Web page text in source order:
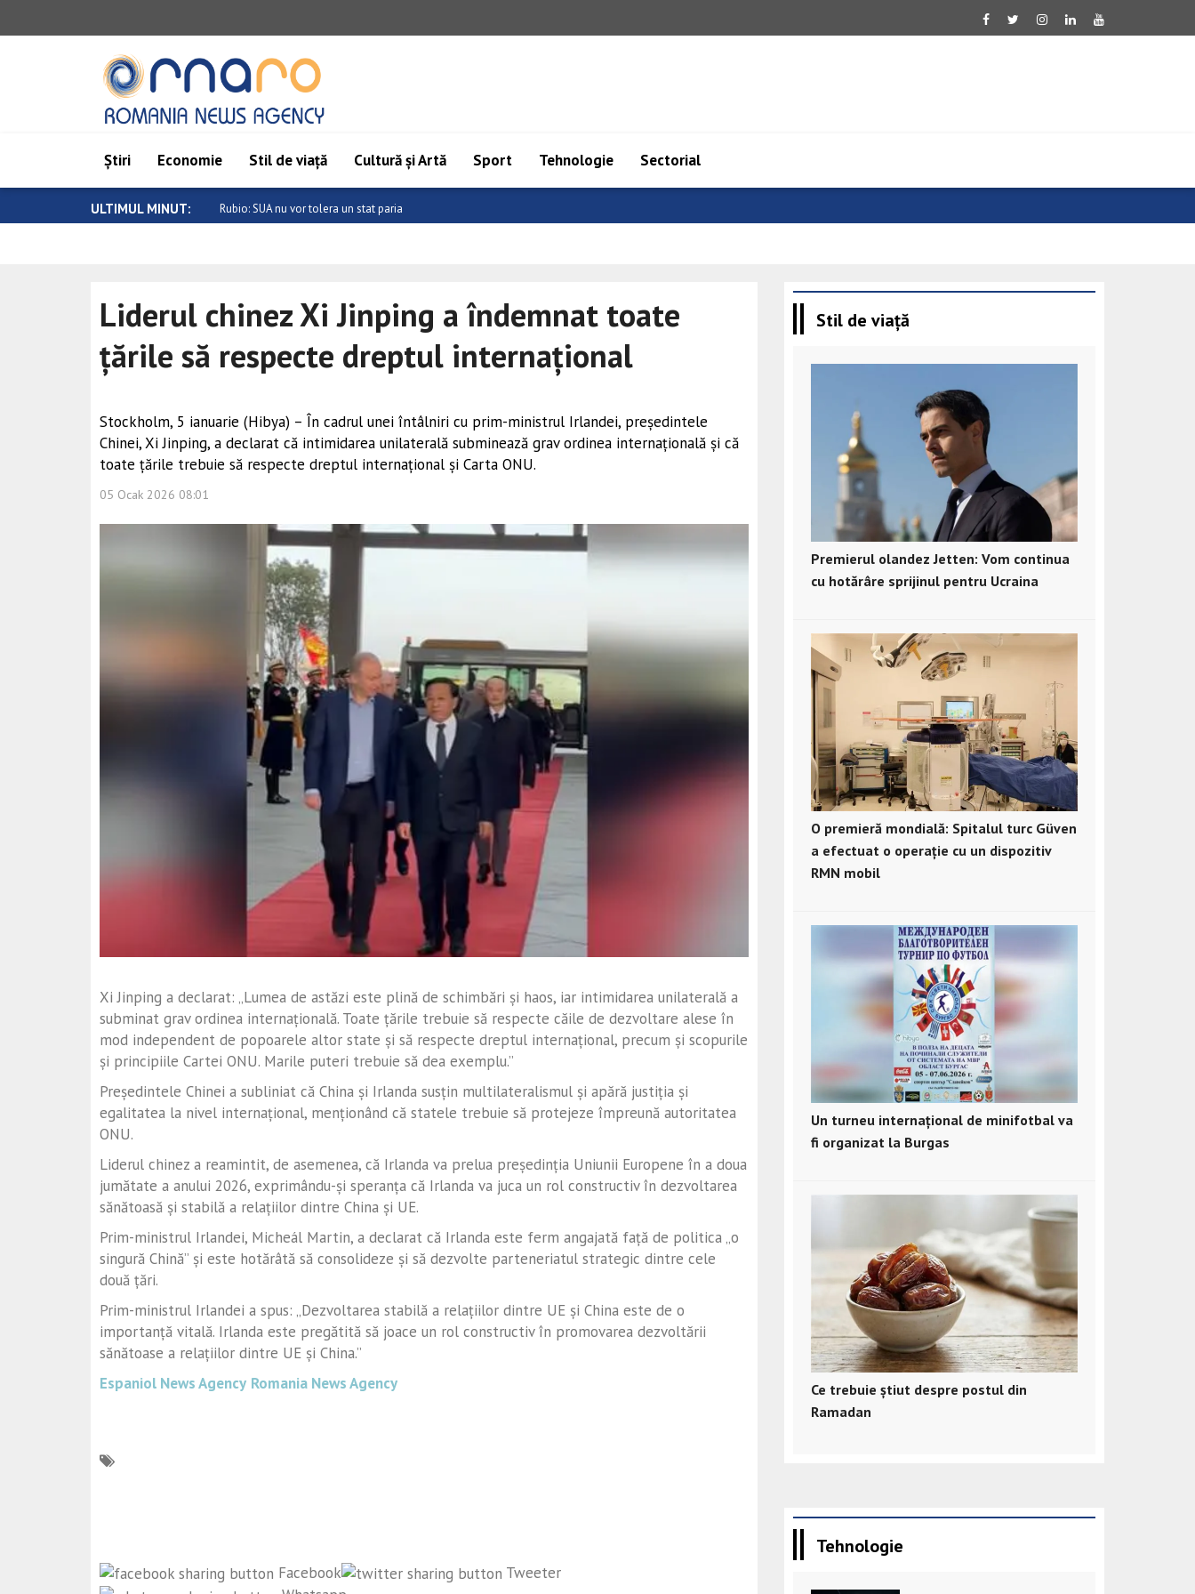
Știri Economie Stil de viață Cultură și Artă Sport Tehnologie Sectorial
ULTIMUL MINUT: Miniștrii de externe ai Kazahstanului și..
Liderul chinez Xi Jinping a îndemnat toate
țările să respecte dreptul internațional
Stockholm, 5 ianuarie (Hibya) – În cadrul unei întâlniri cu prim-ministrul Irlandei, președintele
Chinei, Xi Jinping, a declarat că intimidarea unilaterală subminează grav ordinea internațională și că
toate țările trebuie să respecte dreptul internațional și Carta ONU.
05 Ocak 2026 08:01
Xi Jinping a declarat: „Lumea de astăzi este plină de schimbări și haos, iar intimidarea unilaterală a
subminat grav ordinea internațională. Toate țările trebuie să respecte căile de dezvoltare alese în
mod independent de popoarele altor state și să respecte dreptul internațional, precum și scopurile
și principiile Cartei ONU. Marile puteri trebuie să dea exemplu.”
Președintele Chinei a subliniat că China și Irlanda susțin multilateralismul și apără justiția și
egalitatea la nivel internațional, menționând că statele trebuie să protejeze împreună autoritatea
ONU.
Liderul chinez a reamintit, de asemenea, că Irlanda va prelua președinția Uniunii Europene în a doua
jumătate a anului 2026, exprimându-și speranța că Irlanda va juca un rol constructiv în dezvoltarea
sănătoasă și stabilă a relațiilor dintre China și UE.
Prim-ministrul Irlandei, Micheál Martin, a declarat că Irlanda este ferm angajată față de politica „o
singură Chină” și este hotărâtă să consolideze și să dezvolte parteneriatul strategic dintre cele
două țări.
Prim-ministrul Irlandei a spus: „Dezvoltarea stabilă a relațiilor dintre UE și China este de o
importanță vitală. Irlanda este pregătită să joace un rol constructiv în promovarea dezvoltării
sănătoase a relațiilor dintre UE și China.”
Espaniol News Agency Romania News Agency
Facebook
Tweeter
Stil de viață
Premierul olandez Jetten: Vom continua
cu hotărâre sprijinul pentru Ucraina
O premieră mondială: Spitalul turc Güven
a efectuat o operație cu un dispozitiv
RMN mobil
Un turneu internațional de minifotbal va
fi organizat la Burgas
Ce trebuie știut despre postul din
Ramadan
Tehnologie